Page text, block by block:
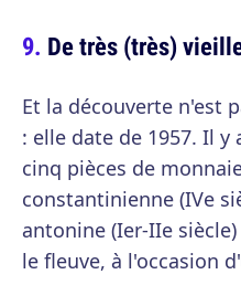
De très (très)
Et la découverte n'est
: elle date de 1957. Il y
cinq pièces de
constantinienne (IVe
antonine (Ier-IIe
le fleuve, à l'occasion